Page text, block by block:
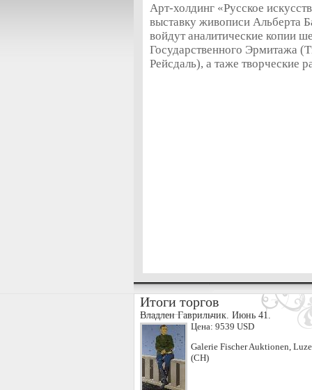
Арт-холдинг «Русское
выставку живописи Альберта
войдут аналитические копии
Государственного Эрмитажа
Рейсдаль), а таже
Итоги торгов
Владлен Гаврильчик. Июнь 41.
Цена: 9539 USD
Galerie Fischer Auktionen,
(CH)